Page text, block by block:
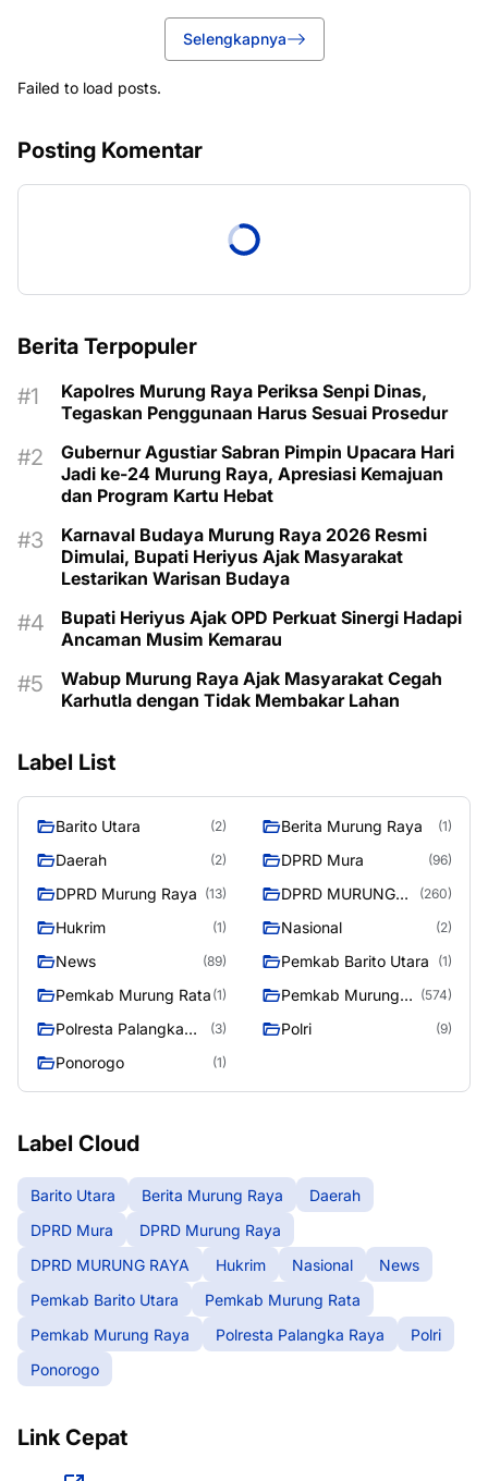
Selengkapnya
Failed to load posts.
Posting Komentar
Berita Terpopuler
Kapolres Murung Raya Periksa Senpi Dinas,
Tegaskan Penggunaan Harus Sesuai Prosedur
Gubernur Agustiar Sabran Pimpin Upacara Hari
Jadi ke-24 Murung Raya, Apresiasi Kemajuan
dan Program Kartu Hebat
Karnaval Budaya Murung Raya 2026 Resmi
Dimulai, Bupati Heriyus Ajak Masyarakat
Lestarikan Warisan Budaya
Bupati Heriyus Ajak OPD Perkuat Sinergi Hadapi
Ancaman Musim Kemarau
Wabup Murung Raya Ajak Masyarakat Cegah
Karhutla dengan Tidak Membakar Lahan
Label List
Barito Utara (2) Berita Murung Raya (1)
Daerah (2) DPRD Mura (96)
DPRD Murung Raya (13)
DPRD MURUNG
RAYA
(260)
Hukrim (1) Nasional (2)
News (89) Pemkab Barito Utara (1)
Pemkab Murung Rata (1)
Pemkab Murung
Raya
(574)
Polresta Palangka
Raya
(3) Polri (9)
Ponorogo (1)
Label Cloud
Barito Utara Berita Murung Raya
Daerah
DPRD Mura
DPRD Murung Raya
DPRD MURUNG RAYA
Hukrim Nasional
News
Pemkab Barito Utara
Pemkab Murung Rata
Pemkab Murung Raya
Polresta Palangka Raya
Polri
Ponorogo
Link Cepat